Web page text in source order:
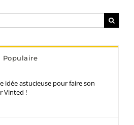
Populaire
idée astucieuse pour faire son
Vinted !